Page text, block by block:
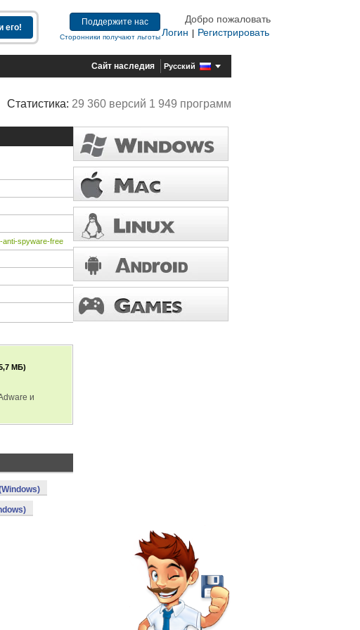
Поддержите нас
Сторонники получают льготы
Добро пожаловать
Логин
Регистрировать
Сайт наследия Русский
Статистика: 29 360 версий 1 949 программ
anti-spyware-free
МБ)
и